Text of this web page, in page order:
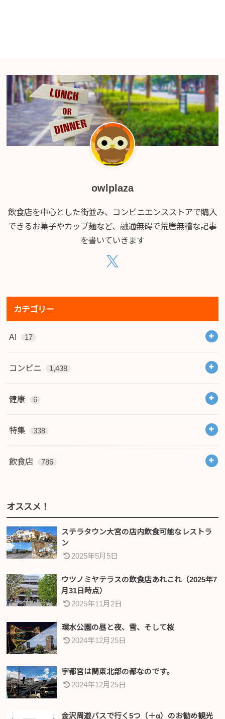
owlplaza
飲食店を中心とした街並み、コンビニエンスストアで購入
できるお菓子やカップ麺など、融通無碍で荒唐無稽な記事
を書いていきます
カテゴリー
AI 17
コンビニ 1,438
健康 6
特集 338
飲食店 786
オススメ！
ステラタウン大宮の店内飲食可能なレストラ
ン
2025年5月5日
ウツノミヤテラスの飲食店あれこれ（2025年7
月31日時点）
2025年11月2日
環水公園の昼と夜、雪、そして桜
2024年12月25日
宇都宮は関東北部の都なのです。
2024年12月25日
金沢周遊バスで行く5つ（＋α）のお勧め観光